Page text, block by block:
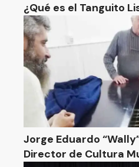
¿Qué es el Tanguito
Jorge Eduardo
Director de Cultura